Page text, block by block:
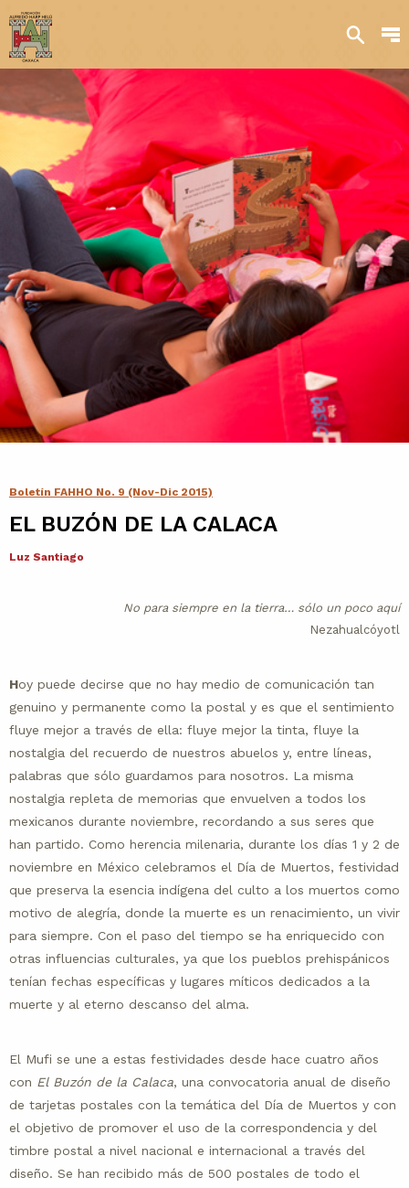
Sobre nosotros
Transparencia
Qué hacemos
Iniciativas
Acervos y
colecciones
Contacto
Agenda
Noticias
Boletín FAHHO No. 9 (Nov-Dic 2015)
EL BUZÓN DE LA CALACA
Luz Santiago
No para siempre en la tierra… sólo un poco aquí
Nezahualcóyotl
Hoy puede decirse que no hay medio de comunicación tan
genuino y permanente como la postal y es que el sentimiento
fluye mejor a través de ella: fluye mejor la tinta, fluye la
nostalgia del recuerdo de nuestros abuelos y, entre líneas,
palabras que sólo guardamos para nosotros. La misma
nostalgia repleta de memorias que envuelven a todos los
mexicanos durante noviembre, recordando a sus seres que
han partido. Como herencia milenaria, durante los días 1 y 2 de
noviembre en México celebramos el Día de Muertos, festividad
que preserva la esencia indígena del culto a los muertos como
motivo de alegría, donde la muerte es un renacimiento, un vivir
para siempre. Con el paso del tiempo se ha enriquecido con
otras influencias culturales, ya que los pueblos prehispánicos
tenían fechas específicas y lugares míticos dedicados a la
muerte y al eterno descanso del alma.
El Mufi se une a estas festividades desde hace cuatro años
con El Buzón de la Calaca, una convocatoria anual de diseño
de tarjetas postales con la temática del Día de Muertos y con
el objetivo de promover el uso de la correspondencia y del
timbre postal a nivel nacional e internacional a través del
diseño. Se han recibido más de 500 postales de todo el